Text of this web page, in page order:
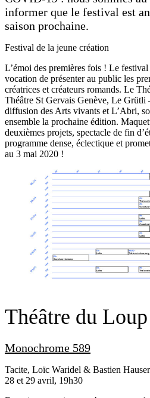
informer que le festival est
saison prochaine.
Festival de la jeune création
L’émoi des premières fois ! Le festival
vocation de présenter au public les
créatrices et créateurs romands. Le
Théâtre St Gervais Genève, Le Grütli
diffusion des Arts vivants et L’Abri,
ensemble la prochaine édition.
deuxièmes projets, spectacle de fin
programme dense, éclectique et
au 3 mai 2020 !
Théâtre du Loup
Monochrome 589
Tacite, Loïc Waridel & Bastien Hauser
28 et 29 avril, 19h30